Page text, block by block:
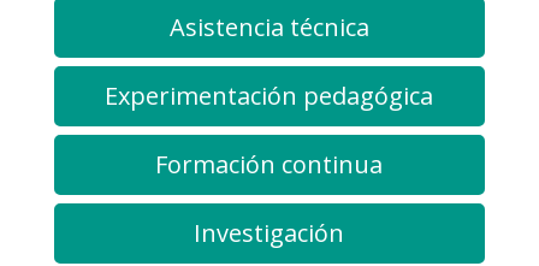
Asistencia técnica
Experimentación pedagógica
Formación continua
Investigación